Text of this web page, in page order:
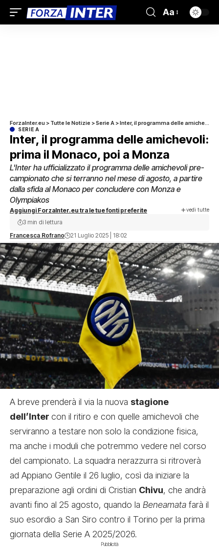
Aa
ForzaInter.eu > Tutte le Notizie >Serie A >Inter, il programma delle amichevoli: prima il Monaco, poi a Monza
SERIE A
Inter, il programma delle amichevoli:
prima il Monaco, poi a Monza
L'Inter ha ufficializzato il programma delle amichevoli pre-
campionato che si terranno nel mese di agosto, a partire
dalla sfida al Monaco per concludere con Monza e
Olympiakos
Aggiungi ForzaInter.eu tra le tue fonti preferite vedi tutte
Francesca Rofrano 21 Luglio 2025 | 18:02
3 min di lettura
A breve prenderà il via la nuova stagione
dell’Inter con il ritiro e con quelle amichevoli che
serviranno a testare non solo la condizione fisica,
ma anche i moduli che potremmo vedere nel corso
del campionato. La squadra nerazzurra si ritroverà
ad Appiano Gentile il 26 luglio, così da iniziare la
preparazione agli ordini di Cristian Chivu, che andrà
avanti fino al 25 agosto, quando la Beneamata farà il
suo esordio a San Siro contro il Torino per la prima
giornata della Serie A 2025/2026.
Pubblicità